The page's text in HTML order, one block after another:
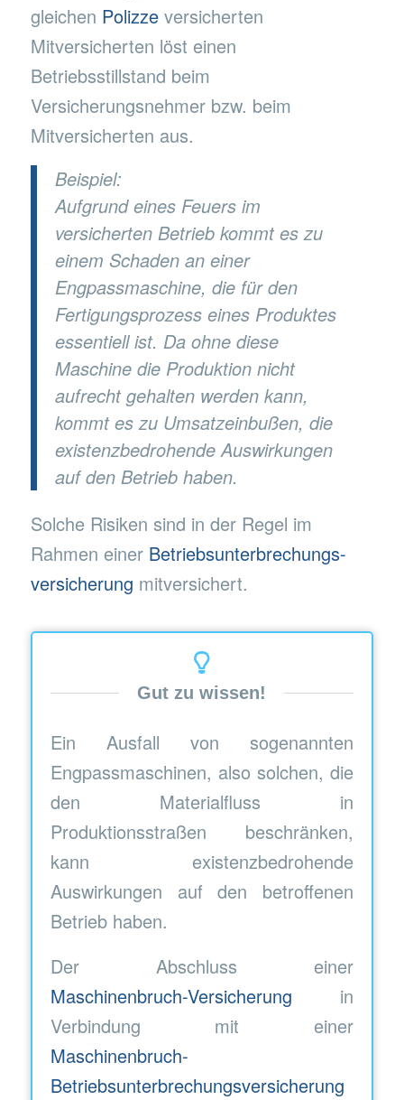
gleichen Polizzeversicherten
Mitversicherten löst einen
Betriebsstillstand beim
Versicherungsnehmer bzw. beim
Mitversicherten aus.
Beispiel:
Aufgrund eines Feuers im
versicherten Betrieb kommt es zu
einem Schaden an einer
Engpassmaschine, die für den
Fertigungsprozess eines Produktes
essentiell ist. Da ohne diese
Maschine die Produktion nicht
aufrecht gehalten werden kann,
kommt es zu Umsatzeinbußen, die
existenzbedrohende Auswirkungen
auf den Betrieb haben.
Solche Risiken sind in der Regel im
Rahmen einer Betriebsunterbrechungs-
versicherung mitversichert.
Gut zu wissen!
Ein Ausfall von sogenannten
Engpassmaschinen, also solchen, die
den Materialfluss in
Produktionsstraßen beschränken,
kann existenzbedrohende
Auswirkungen auf den betroffenen
Betrieb haben.
Der Abschluss einer
Maschinenbruch-Versicherung in
Verbindung mit einer
Maschinenbruch-
Betriebsunterbrechungsversicherung